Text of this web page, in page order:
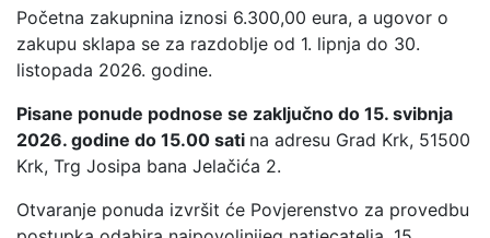
Početna zakupnina iznosi 6.300,00 eura, a ugovor o
zakupu sklapa se za razdoblje od 1. lipnja do 30.
listopada 2026. godine.
Pisane ponude podnose se zaključno do 15. svibnja
2026. godine do 15.00 sati na adresu Grad Krk, 51500
Krk, Trg Josipa bana Jelačića 2.
Otvaranje ponuda izvršit će Povjerenstvo za provedbu